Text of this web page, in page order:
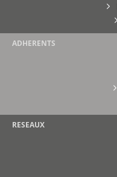
ADHERENTS
RESEAUX